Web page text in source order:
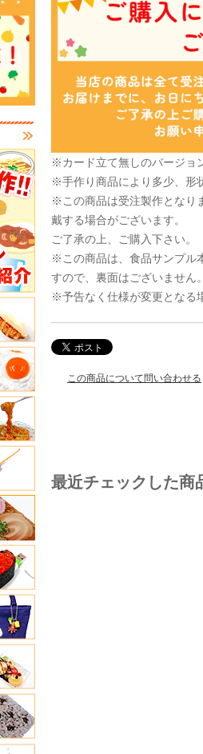
※カード立て無しのバージョ
※手作り商品により多少、形
※この商品は受注製作となり
戴する場合がございます。
ご了承の上、ご購入下さい。
※この商品は、食品サンプル
すので、裏面はございません。
※予告なく仕様が変更となる
この商品について問い合わせる
最近チェックした商